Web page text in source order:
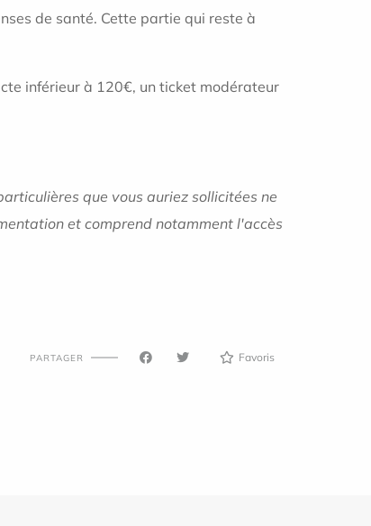
de santé. Cette partie qui reste à
inférieur à 120€, un ticket modérateur
que vous auriez sollicitées ne
et comprend notamment l'accès
PARTAGER Favoris